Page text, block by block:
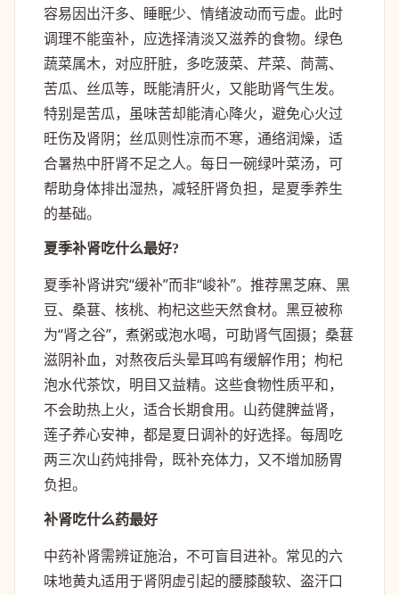
容易因出汗多、睡眠少、情绪波动而亏虚。此时
调理不能蛮补，应选择清淡又滋养的食物。绿色
蔬菜属木，对应肝脏，多吃菠菜、芹菜、茼蒿、
苦瓜、丝瓜等，既能清肝火，又能助肾气生发。
特别是苦瓜，虽味苦却能清心降火，避免心火过
旺伤及肾阴；丝瓜则性凉而不寒，通络润燥，适
合暑热中肝肾不足之人。每日一碗绿叶菜汤，可
帮助身体排出湿热，减轻肝肾负担，是夏季养生
的基础。
夏季补肾吃什么最好?
夏季补肾讲究“缓补”而非“峻补”。推荐黑芝麻、黑
豆、桑葚、核桃、枸杞这些天然食材。黑豆被称
为“肾之谷”，煮粥或泡水喝，可助肾气固摄；桑葚
滋阴补血，对熬夜后头晕耳鸣有缓解作用；枸杞
泡水代茶饮，明目又益精。这些食物性质平和，
不会助热上火，适合长期食用。山药健脾益肾，
莲子养心安神，都是夏日调补的好选择。每周吃
两三次山药炖排骨，既补充体力，又不增加肠胃
负担。
补肾吃什么药最好
中药补肾需辨证施治，不可盲目进补。常见的六
味地黄丸适用于肾阴虚引起的腰膝酸软、盗汗口